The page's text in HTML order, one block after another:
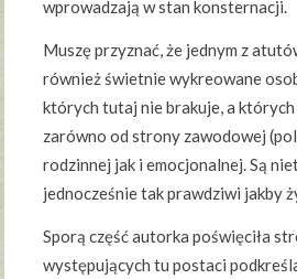
wprowadzają w stan konsternacji.
Muszę przyznać, że jednym z
również świetnie wykreowane
których tutaj nie brakuje, a których
zarówno od strony zawodowej
rodzinnej jak i emocjonalnej. Są
jednocześnie tak prawdziwi jakby
Sporą część autorka poświęciła
występujących tu postaci